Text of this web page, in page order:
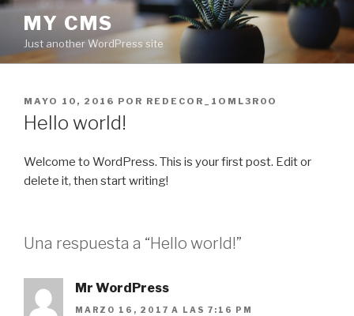
Ir
contenido
MY CMS
Just another WordPress site
PUBLICADO
EN
MAYO 10, 2016 POR REDECOR_1OML3R0O
Hello world!
Welcome to WordPress. This is your first post. Edit or
delete it, then start writing!
Una respuesta a “Hello world!”
Mr WordPress
MARZO 16, 2017 A LAS 7:16 PM